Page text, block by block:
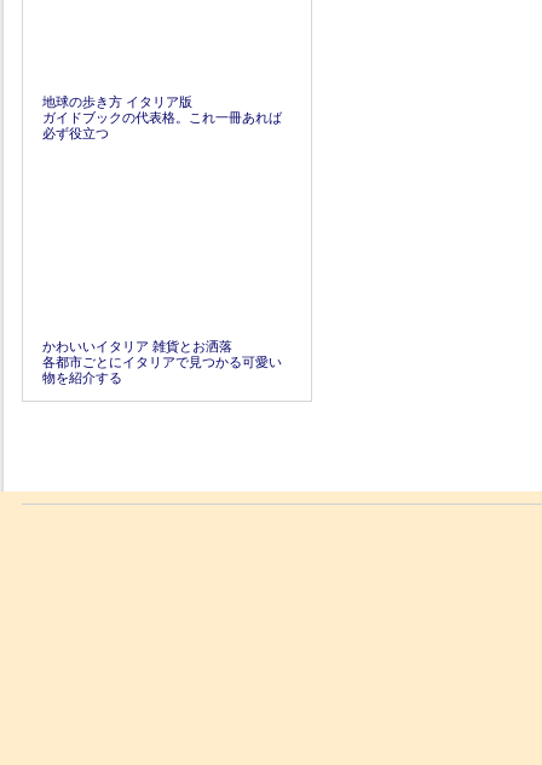
地球の歩き方 イタリア版
ガイドブックの代表格。これ一冊あれば
必ず役立つ
かわいいイタリア 雑貨とお洒落
各都市ごとにイタリアで見つかる可愛い
物を紹介する